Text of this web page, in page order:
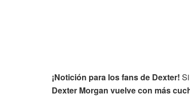
¡Notición para los fans de Dexter!
Dexter Morgan vuelve con más